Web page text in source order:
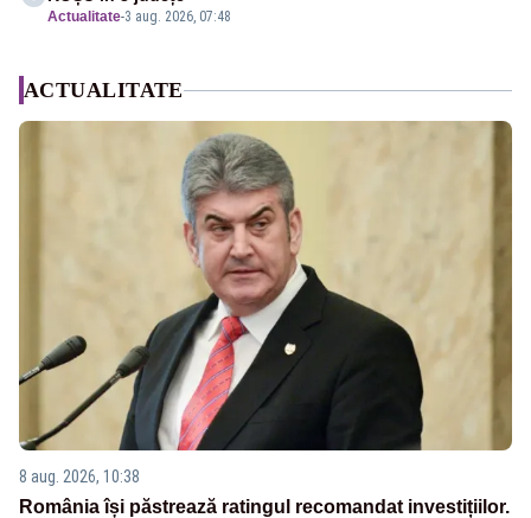
Actualitate-3 aug. 2026, 07:48
ACTUALITATE
8 aug. 2026, 10:38
România își păstrează ratingul recomandat investițiilor.